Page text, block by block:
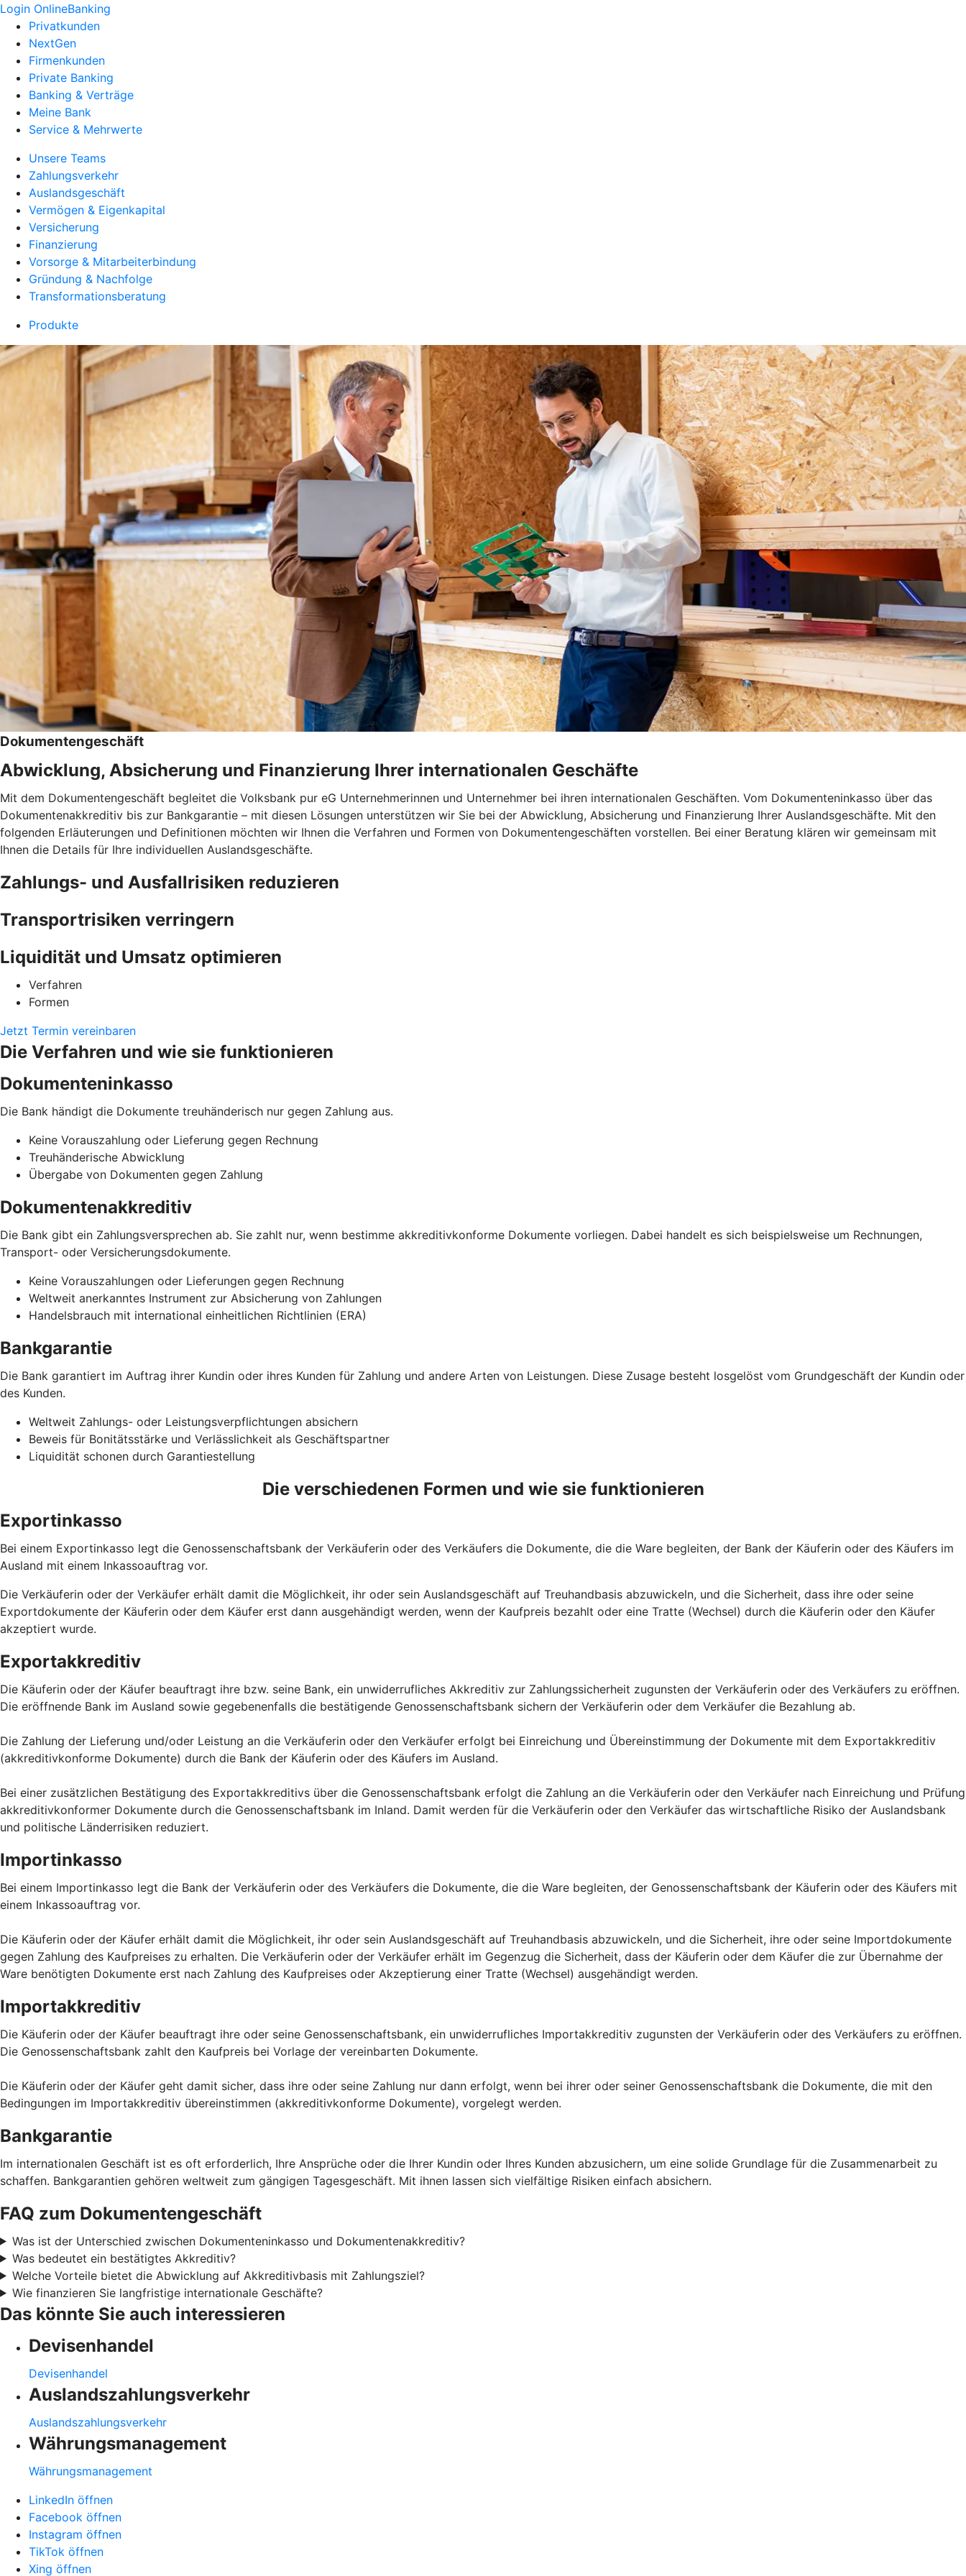
Login OnlineBanking
Privatkunden
NextGen
Firmenkunden
Private Banking
Banking & Verträge
Meine Bank
Service & Mehrwerte
Unsere Teams
Zahlungsverkehr
Auslandsgeschäft
Vermögen & Eigenkapital
Versicherung
Finanzierung
Vorsorge & Mitarbeiterbindung
Gründung & Nachfolge
Transformationsberatung
Produkte
Dokumentengeschäft
Abwicklung, Absicherung und Finanzierung Ihrer internationalen Geschäfte
Mit dem Dokumentengeschäft begleitet die Volksbank pur eG Unternehmerinnen und Unternehmer bei ihren internationalen Geschäften. Vom Dokumenteninkasso über das
Dokumentenakkreditiv bis zur Bankgarantie – mit diesen Lösungen unterstützen wir Sie bei der Abwicklung, Absicherung und Finanzierung Ihrer Auslandsgeschäfte. Mit den
folgenden Erläuterungen und Definitionen möchten wir Ihnen die Verfahren und Formen von Dokumentengeschäften vorstellen. Bei einer Beratung klären wir gemeinsam mit
Ihnen die Details für Ihre individuellen Auslandsgeschäfte.
Zahlungs- und Ausfallrisiken reduzieren
Transportrisiken verringern
Liquidität und Umsatz optimieren
Verfahren
Formen
Jetzt Termin vereinbaren
Die Verfahren und wie sie funktionieren
Dokumenteninkasso
Die Bank händigt die Dokumente treuhänderisch nur gegen Zahlung aus.
Keine Vorauszahlung oder Lieferung gegen Rechnung
Treuhänderische Abwicklung
Übergabe von Dokumenten gegen Zahlung
Dokumentenakkreditiv
Die Bank gibt ein Zahlungsversprechen ab. Sie zahlt nur, wenn bestimme akkreditivkonforme Dokumente vorliegen. Dabei handelt es sich beispielsweise um Rechnungen,
Transport- oder Versicherungsdokumente.
Keine Vorauszahlungen oder Lieferungen gegen Rechnung
Weltweit anerkanntes Instrument zur Absicherung von Zahlungen
Handelsbrauch mit international einheitlichen Richtlinien (ERA)
Bankgarantie
Die Bank garantiert im Auftrag ihrer Kundin oder ihres Kunden für Zahlung und andere Arten von Leistungen. Diese Zusage besteht losgelöst vom Grundgeschäft der Kundin oder
des Kunden.
Weltweit Zahlungs- oder Leistungsverpflichtungen absichern
Beweis für Bonitätsstärke und Verlässlichkeit als Geschäftspartner
Liquidität schonen durch Garantiestellung
Die verschiedenen Formen und wie sie funktionieren
Exportinkasso
Bei einem Exportinkasso legt die Genossenschaftsbank der Verkäuferin oder des Verkäufers die Dokumente, die die Ware begleiten, der Bank der Käuferin oder des Käufers im
Ausland mit einem Inkassoauftrag vor.
Die Verkäuferin oder der Verkäufer erhält damit die Möglichkeit, ihr oder sein Auslandsgeschäft auf Treuhandbasis abzuwickeln, und die Sicherheit, dass ihre oder seine
Exportdokumente der Käuferin oder dem Käufer erst dann ausgehändigt werden, wenn der Kaufpreis bezahlt oder eine Tratte (Wechsel) durch die Käuferin oder den Käufer
akzeptiert wurde.
Exportakkreditiv
Die Käuferin oder der Käufer beauftragt ihre bzw. seine Bank, ein unwiderrufliches Akkreditiv zur Zahlungssicherheit zugunsten der Verkäuferin oder des Verkäufers zu eröffnen.
Die eröffnende Bank im Ausland sowie gegebenenfalls die bestätigende Genossenschaftsbank sichern der Verkäuferin oder dem Verkäufer die Bezahlung ab.
Die Zahlung der Lieferung und/oder Leistung an die Verkäuferin oder den Verkäufer erfolgt bei Einreichung und Übereinstimmung der Dokumente mit dem Exportakkreditiv
(akkreditivkonforme Dokumente) durch die Bank der Käuferin oder des Käufers im Ausland.
Bei einer zusätzlichen Bestätigung des Exportakkreditivs über die Genossenschaftsbank erfolgt die Zahlung an die Verkäuferin oder den Verkäufer nach Einreichung und Prüfung
akkreditivkonformer Dokumente durch die Genossenschaftsbank im Inland. Damit werden für die Verkäuferin oder den Verkäufer das wirtschaftliche Risiko der Auslandsbank
und politische Länderrisiken reduziert.
Importinkasso
Bei einem Importinkasso legt die Bank der Verkäuferin oder des Verkäufers die Dokumente, die die Ware begleiten, der Genossenschaftsbank der Käuferin oder des Käufers mit
einem Inkassoauftrag vor.
Die Käuferin oder der Käufer erhält damit die Möglichkeit, ihr oder sein Auslandsgeschäft auf Treuhandbasis abzuwickeln, und die Sicherheit, ihre oder seine Importdokumente
gegen Zahlung des Kaufpreises zu erhalten. Die Verkäuferin oder der Verkäufer erhält im Gegenzug die Sicherheit, dass der Käuferin oder dem Käufer die zur Übernahme der
Ware benötigten Dokumente erst nach Zahlung des Kaufpreises oder Akzeptierung einer Tratte (Wechsel) ausgehändigt werden.
Importakkreditiv
Die Käuferin oder der Käufer beauftragt ihre oder seine Genossenschaftsbank, ein unwiderrufliches Importakkreditiv zugunsten der Verkäuferin oder des Verkäufers zu eröffnen.
Die Genossenschaftsbank zahlt den Kaufpreis bei Vorlage der vereinbarten Dokumente.
Die Käuferin oder der Käufer geht damit sicher, dass ihre oder seine Zahlung nur dann erfolgt, wenn bei ihrer oder seiner Genossenschaftsbank die Dokumente, die mit den
Bedingungen im Importakkreditiv übereinstimmen (akkreditivkonforme Dokumente), vorgelegt werden.
Bankgarantie
Im internationalen Geschäft ist es oft erforderlich, Ihre Ansprüche oder die Ihrer Kundin oder Ihres Kunden abzusichern, um eine solide Grundlage für die Zusammenarbeit zu
schaffen. Bankgarantien gehören weltweit zum gängigen Tagesgeschäft. Mit ihnen lassen sich vielfältige Risiken einfach absichern.
FAQ zum Dokumentengeschäft
Was ist der Unterschied zwischen Dokumenteninkasso und Dokumentenakkreditiv?
Was bedeutet ein bestätigtes Akkreditiv?
Welche Vorteile bietet die Abwicklung auf Akkreditivbasis mit Zahlungsziel?
Wie finanzieren Sie langfristige internationale Geschäfte?
Das könnte Sie auch interessieren
Devisenhandel
Devisenhandel
Auslandszahlungsverkehr
Auslandszahlungsverkehr
Währungsmanagement
Währungsmanagement
LinkedIn öffnen
Facebook öffnen
Instagram öffnen
TikTok öffnen
Xing öffnen